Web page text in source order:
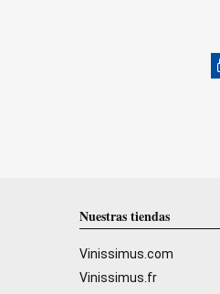
Nuestras tiendas
Vinissimus.com
Vinissimus.fr